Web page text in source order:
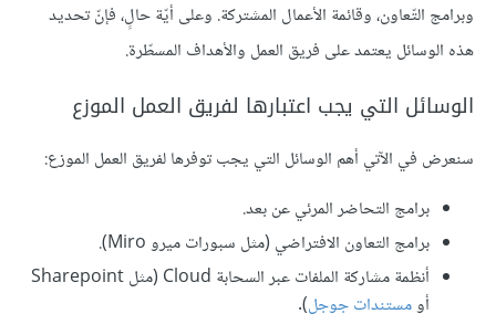
وبرامج التّعاون، وقائمة الأعمال المشتركة. وعلى أيّة حالٍ، فإنّ تحديد
هذه الوسائل يعتمد على فريق العمل والأهداف المسطّرة.
الوسائل التي يجب اعتبارها لفريق العمل الموزع
سنعرض في الآتي أهم الوسائل التي يجب توفرها لفريق العمل الموزع:
برامج التحاضر المرئي عن بعد.
برامج التعاون الافتراضي (مثل سبورات ميرو Miro).
أنظمة مشاركة الملفات عبر السحابة Cloud (مثل Sharepoint
أومستندات جوجل).